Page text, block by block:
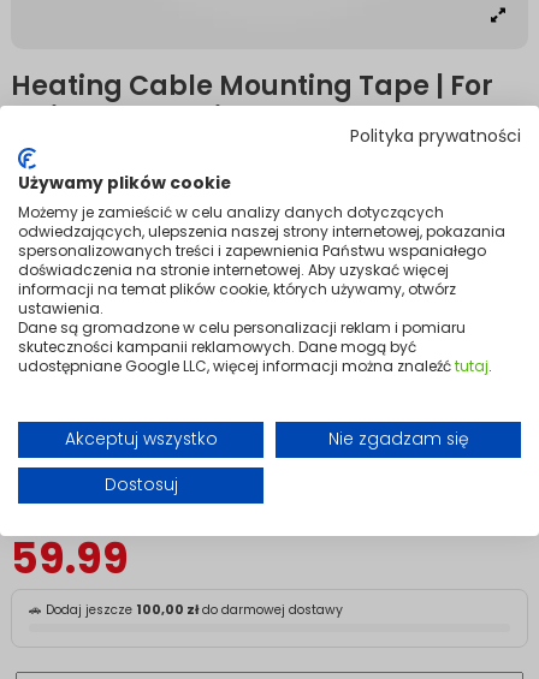
Polityka prywatności
Używamy plików cookie
Możemy je zamieścić w celu analizy danych dotyczących
odwiedzających, ulepszenia naszej strony internetowej, pokazania
spersonalizowanych treści i zapewnienia Państwu wspaniałego
doświadczenia na stronie internetowej. Aby uzyskać więcej
informacji na temat plików cookie, których używamy, otwórz
ustawienia.
Dane są gromadzone w celu personalizacji reklam i pomiaru
skuteczności kampanii reklamowych. Dane mogą być
udostępniane Google LLC, więcej informacji można znaleźćtutaj.
Akceptuj wszystko
Nie zgadzam się
Dostosuj
Heating Cable Mounting Tape | For
Quick Installation
The small detail that keeps heating cables in place.
A heating cable is only as good as its installation. Mission Air
Mounting Tape provides a secure, reliable way to route and fix heating
cables across a variety of surfaces, ensuring even heat distribution
and keeping everything exactly where it should be.
Made to withstand low temperatures, moisture, and the demands of
outdoor use, it's built specifically for roof and gutter installations where
conditions can be harsh and reliability is non-negotiable. Proper
cable fixing also extends the lifespan of the system and reduces the
Quick to apply, practical to use, and worth doing properly — the
straightforward finishing touch for any heating cable installation.
59.99
🚗 Dodaj jeszcze 100,00 złdo darmowej dostawy